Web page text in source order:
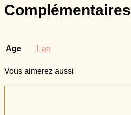
Complémentaires
Age 1 an
Vous aimerez aussi